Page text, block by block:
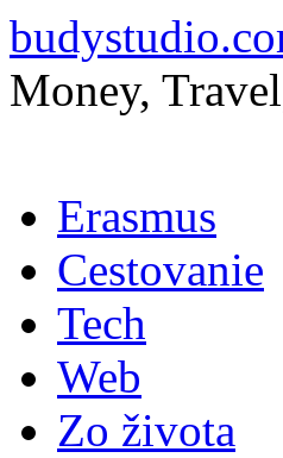
Money,
to
contentErasmus
Cestovanie
Tech
Web
Zo života